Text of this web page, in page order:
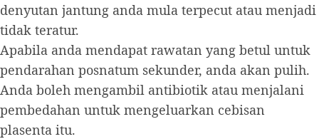
denyutan jantung anda mula terpecut atau menjadi
tidak teratur.
Apabila anda mendapat rawatan yang betul untuk
pendarahan posnatum sekunder, anda akan pulih.
Anda boleh mengambil antibiotik atau menjalani
pembedahan untuk mengeluarkan cebisan
plasenta itu.